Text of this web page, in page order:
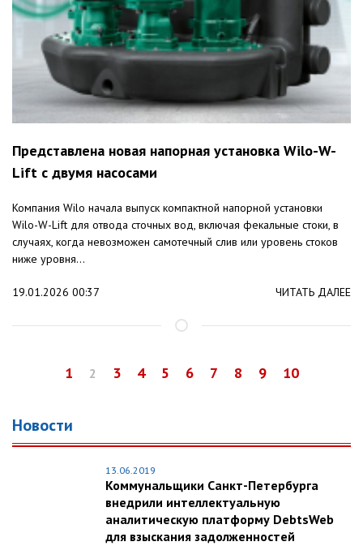
Представлена новая напорная установка Wilo-W-
Lift с двумя насосами
Компания Wilo начала выпуск компактной напорной установки
Wilo-W-Lift для отвода сточных вод, включая фекальные стоки, в
случаях, когда невозможен самотечный слив или уровень стоков
ниже уровня...
19.01.2026 00:37 ЧИТАТЬ ДАЛЕЕ
1 2 3 4 5 6 7 8 9 10
Новости
13.06.2019
Коммунальщики Санкт-Петербурга
внедрили интеллектуальную
аналитическую платформу DebtsWeb
для взыскания задолженностей